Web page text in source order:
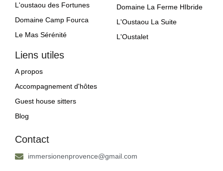
L'oustaou des Fortunes
Domaine Camp Fourca
Le Mas Sérénité
Domaine La Ferme HIbride
L'Oustaou La Suite
L'Oustalet
Liens utiles
A propos
Accompagnement d'hôtes
Guest house sitters
Blog
Contact
immersionenprovence@gmail.com